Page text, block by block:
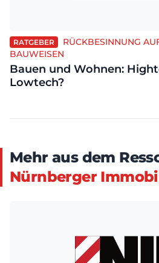
RATGEBER
RÜCKBESINNUNG
BAUWEISEN
Bauen und Wohnen:
Lowtech?
Mehr aus dem
Nürnberger